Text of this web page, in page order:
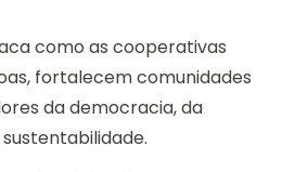
como as cooperativas
fortalecem comunidades
da democracia, da